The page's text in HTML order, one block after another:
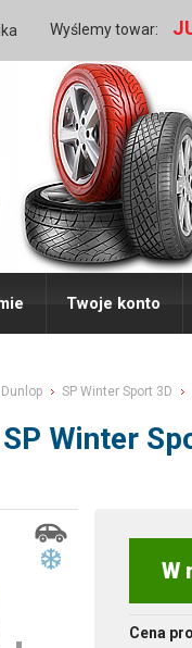
Wyślemy towar:
Twoje konto
Dunlop SP Winter Sport 3D
Winter
W
Cena